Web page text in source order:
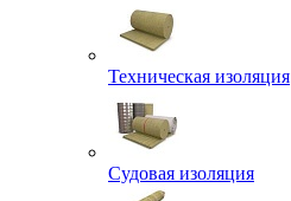
Техническая изоляция
Судовая изоляция